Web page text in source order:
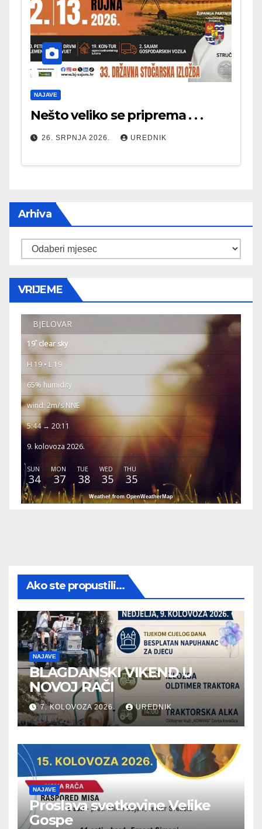
NAJAVE
Nešto veliko se priprema . . .
26. SRPNJA 2026. UREDNIK
Arhiva
Arhiva
VRIJEME
BJELOVAR
19° clear sky
H 19 • L 19
65% humidity
wind: 2m/s NNE
5:44 → 20:11
9. kolovoza 2026.
SUN
34
MON
37
TUE
38
WED
35
THU
35
Weather from OpenWeatherMap
Ako ste propustili...
NAJAVE
BLAGDANSKI VIKEND U
NOVOJ RAČI
7. KOLOVOZA 2026. UREDNIK
NAJAVE
Proslava svetkovine Velike
Gospe